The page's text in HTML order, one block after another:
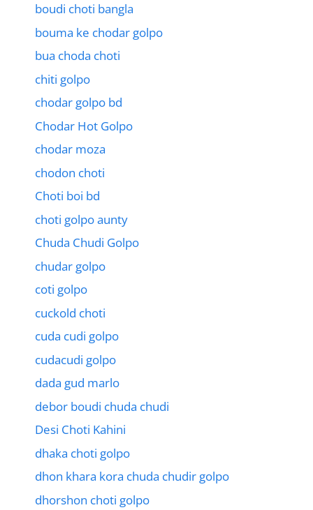
boudi choti bangla
bouma ke chodar golpo
bua choda choti
chiti golpo
chodar golpo bd
Chodar Hot Golpo
chodar moza
chodon choti
Choti boi bd
choti golpo aunty
Chuda Chudi Golpo
chudar golpo
coti golpo
cuckold choti
cuda cudi golpo
cudacudi golpo
dada gud marlo
debor boudi chuda chudi
Desi Choti Kahini
dhaka choti golpo
dhon khara kora chuda chudir golpo
dhorshon choti golpo